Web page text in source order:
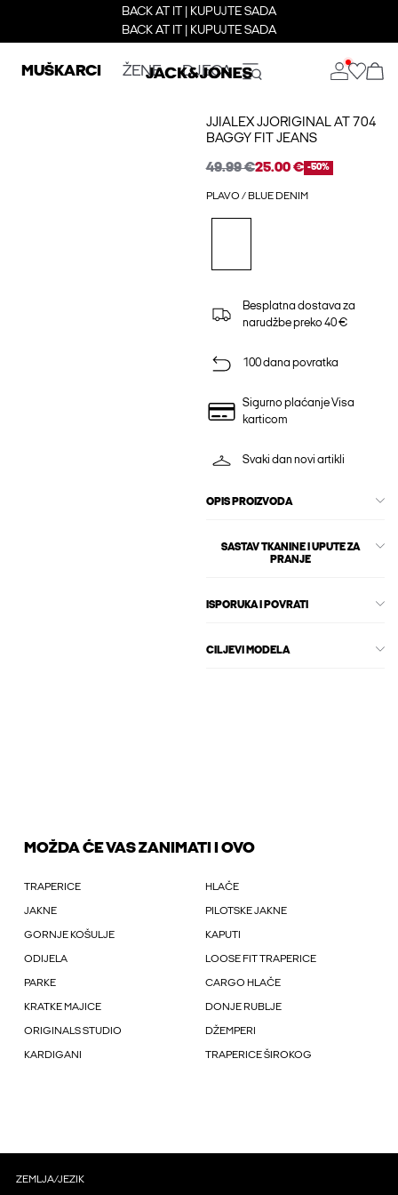
BACK AT IT | KUPUJTE SADA
BACK AT IT | KUPUJTE SADA
MUŠKARCI ŽENE DJECA
JJIALEX JJORIGINAL AT 704
BAGGY FIT JEANS
49.99 €25.00 € -50%
PLAVO / BLUE DENIM
Besplatna dostava za
narudžbe preko 40 €
100 dana povratka
Sigurno plaćanje Visa
karticom
Svaki dan novi artikli
OPIS PROIZVODA
SASTAV TKANINE I UPUTE ZA
PRANJE
ISPORUKA I POVRATI
CILJEVI MODELA
MOŽDA ĆE VAS ZANIMATI I OVO
TRAPERICE HLAČE
JAKNE PILOTSKE JAKNE
GORNJE KOŠULJE KAPUTI
ODIJELA LOOSE FIT TRAPERICE
PARKE CARGO HLAČE
KRATKE MAJICE DONJE RUBLJE
ORIGINALS STUDIO DŽEMPERI
KARDIGANI TRAPERICE ŠIROKOG
ZEMLJA/JEZIK